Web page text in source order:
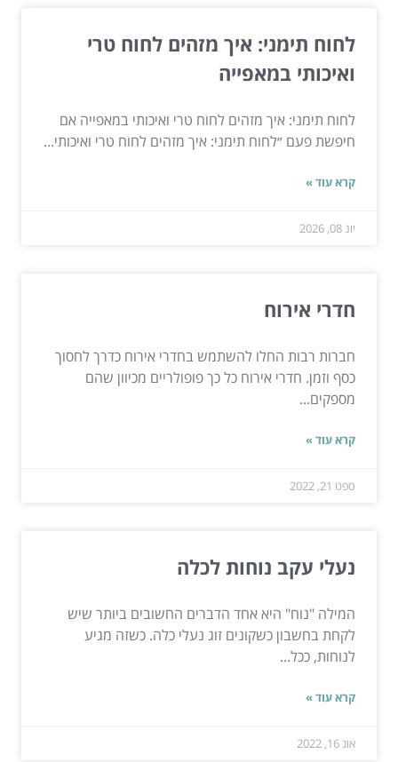
לחוח תימני: איך מזהים לחוח טרי
ואיכותי במאפייה
לחוח תימני: איך מזהים לחוח טרי ואיכותי במאפייה אם
חיפשת פעם ״לחוח תימני: איך מזהים לחוח טרי ואיכותי...
קרא עוד »
יונ 08, 2026
חדרי אירוח
חברות רבות החלו להשתמש בחדרי אירוח כדרך לחסוך
כסף וזמן. חדרי אירוח כל כך פופולריים מכיוון שהם
מספקים...
קרא עוד »
ספט 21, 2022
נעלי עקב נוחות לכלה
המילה "נוח" היא אחד הדברים החשובים ביותר שיש
לקחת בחשבון כשקונים זוג נעלי כלה. כשזה מגיע
לנוחות, ככל...
קרא עוד »
אוג 16, 2022